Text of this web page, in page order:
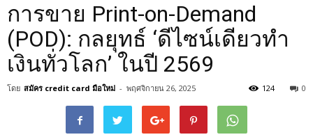
การขาย Print-on-Demand
(POD): กลยุทธ์ ‘ดีไซน์เดียวทำ
เงินทั่วโลก’ ในปี 2569
โดย สมัคร credit card มือใหม่ - พฤศจิกายน 26, 2025 0
124